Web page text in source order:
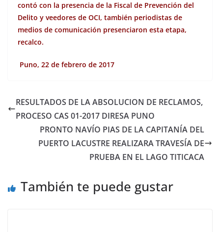
contó con la presencia de la Fiscal de Prevención del
Delito y veedores de OCI, también periodistas de
medios de comunicación presenciaron esta etapa,
recalco.
Puno, 22 de febrero de 2017
RESULTADOS DE LA ABSOLUCION DE RECLAMOS,
PROCESO CAS 01-2017 DIRESA PUNO
PRONTO NAVÍO PIAS DE LA CAPITANÍA DEL
PUERTO LACUSTRE REALIZARA TRAVESÍA DE
PRUEBA EN EL LAGO TITICACA
También te puede gustar